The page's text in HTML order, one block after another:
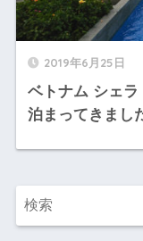
2019年6月25日
ベトナム シェ
泊まってきまし